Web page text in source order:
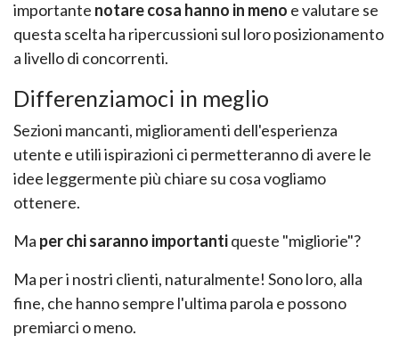
importante notare cosa hanno in meno e valutare se
questa scelta ha ripercussioni sul loro posizionamento
a livello di concorrenti.
Differenziamoci in meglio
Sezioni mancanti, miglioramenti dell'esperienza
utente e utili ispirazioni ci permetteranno di avere le
idee leggermente più chiare su cosa vogliamo
ottenere.
Ma per chi saranno importantiqueste "migliorie"?
Ma per i nostri clienti, naturalmente! Sono loro, alla
fine, che hanno sempre l'ultima parola e possono
premiarci o meno.